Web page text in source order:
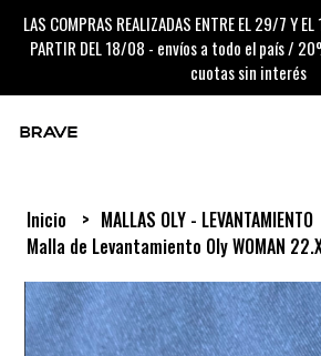
LAS COMPRAS REALIZADAS ENTRE EL 29/7 Y
PARTIR DEL 18/08 - envíos a todo el país /
cuotas sin interés
Inicio MALLAS OLY - LEVANTAMIENTO
Malla de Levantamiento Oly WOMAN